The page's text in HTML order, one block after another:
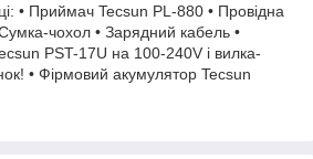
• Приймач Tecsun PL-880 • Провідна
чохол • Зарядний кабель •
PST-17U на 100-240V і вилка-
• Фірмовий акумулятор Tecsun